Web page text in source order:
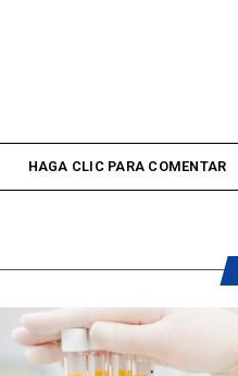
HAGA CLIC PARA COMENTAR